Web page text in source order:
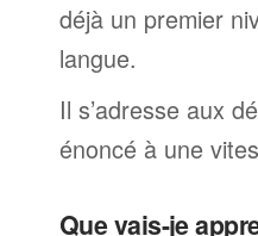
déjà un premier
langue.
Il s’adresse aux
énoncé à une
Que vais-je